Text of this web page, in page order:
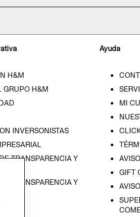
H&M
GRUPO H&M
INVERSONISTAS
TRANSPARENCIA Y
TRANSPARENCIA Y
Ayuda
MI
GIFT